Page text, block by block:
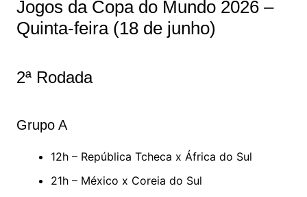
Jogos da Copa do Mundo 2026 –
Quinta-feira (18 de junho)
2ª Rodada
Grupo A
12h – República Tcheca x África do Sul
21h – México x Coreia do Sul